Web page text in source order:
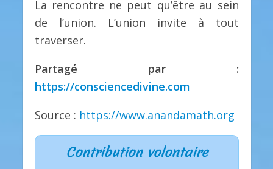
La rencontre ne peut qu’être au sein
de l’union. L’union invite à tout
traverser.
Partagé par :
https://consciencedivine.com
Source : https://www.anandamath.org
Contribution volontaire